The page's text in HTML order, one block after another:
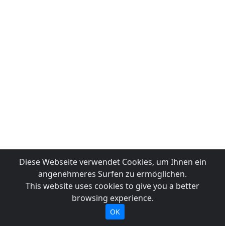
Diese Webseite verwendet Cookies, um Ihnen ein
angenehmeres Surfen zu ermöglichen.
This website uses cookies to give you a better
browsing experience.
OK